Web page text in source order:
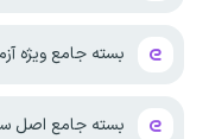
بسته جامع ویژه
بسته جامع اصل